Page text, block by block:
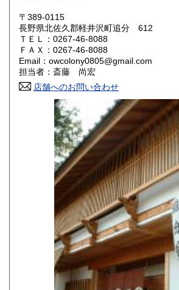
岡山県
山口県 330円
香川県 330円 愛媛県
高知県 330円
330円 長崎県
330円 大分県
330円 鹿児島県
330円
〒389-0115
長野県北佐久郡軽井沢町追分 612
ＴＥＬ：0267-46-8088
ＦＡＸ：0267-46-8088
Email：owcolony0805@gmail.com
担当者：斎藤 尚宏
店舗へのお問い合わせ